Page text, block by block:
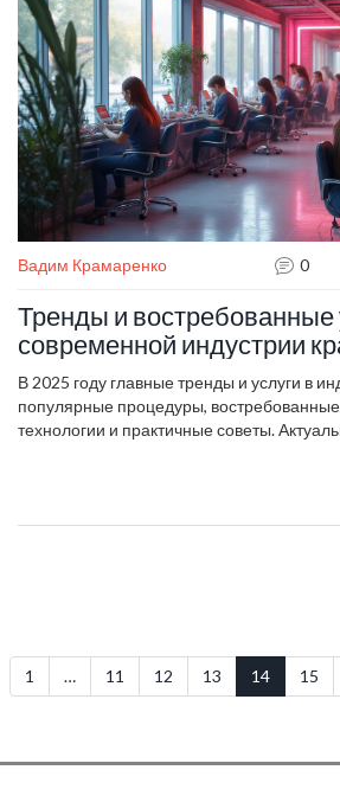
Вадим Крамаренко 0
Тренды и востребованные
современной индустрии
В 2025 году главные тренды и услуги в
популярные процедуры,
технологии и практичные советы.
1 … 11 12 13 14 15